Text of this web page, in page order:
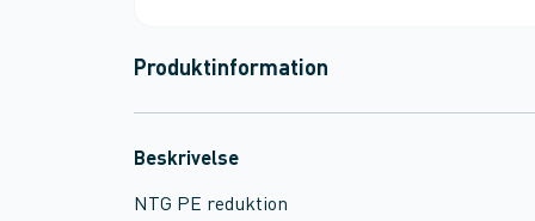
Produktinformation
Beskrivelse
NTG PE reduktion